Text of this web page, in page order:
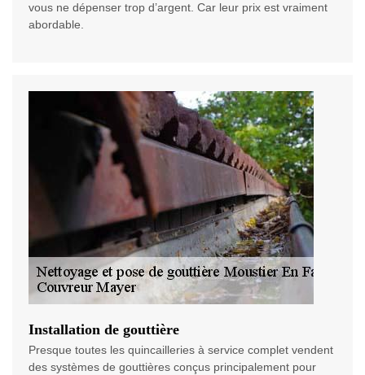
vous ne dépenser trop d’argent. Car leur prix est vraiment
abordable.
Installation de gouttière
Presque toutes les quincailleries à service complet vendent
des systèmes de gouttières conçus principalement pour